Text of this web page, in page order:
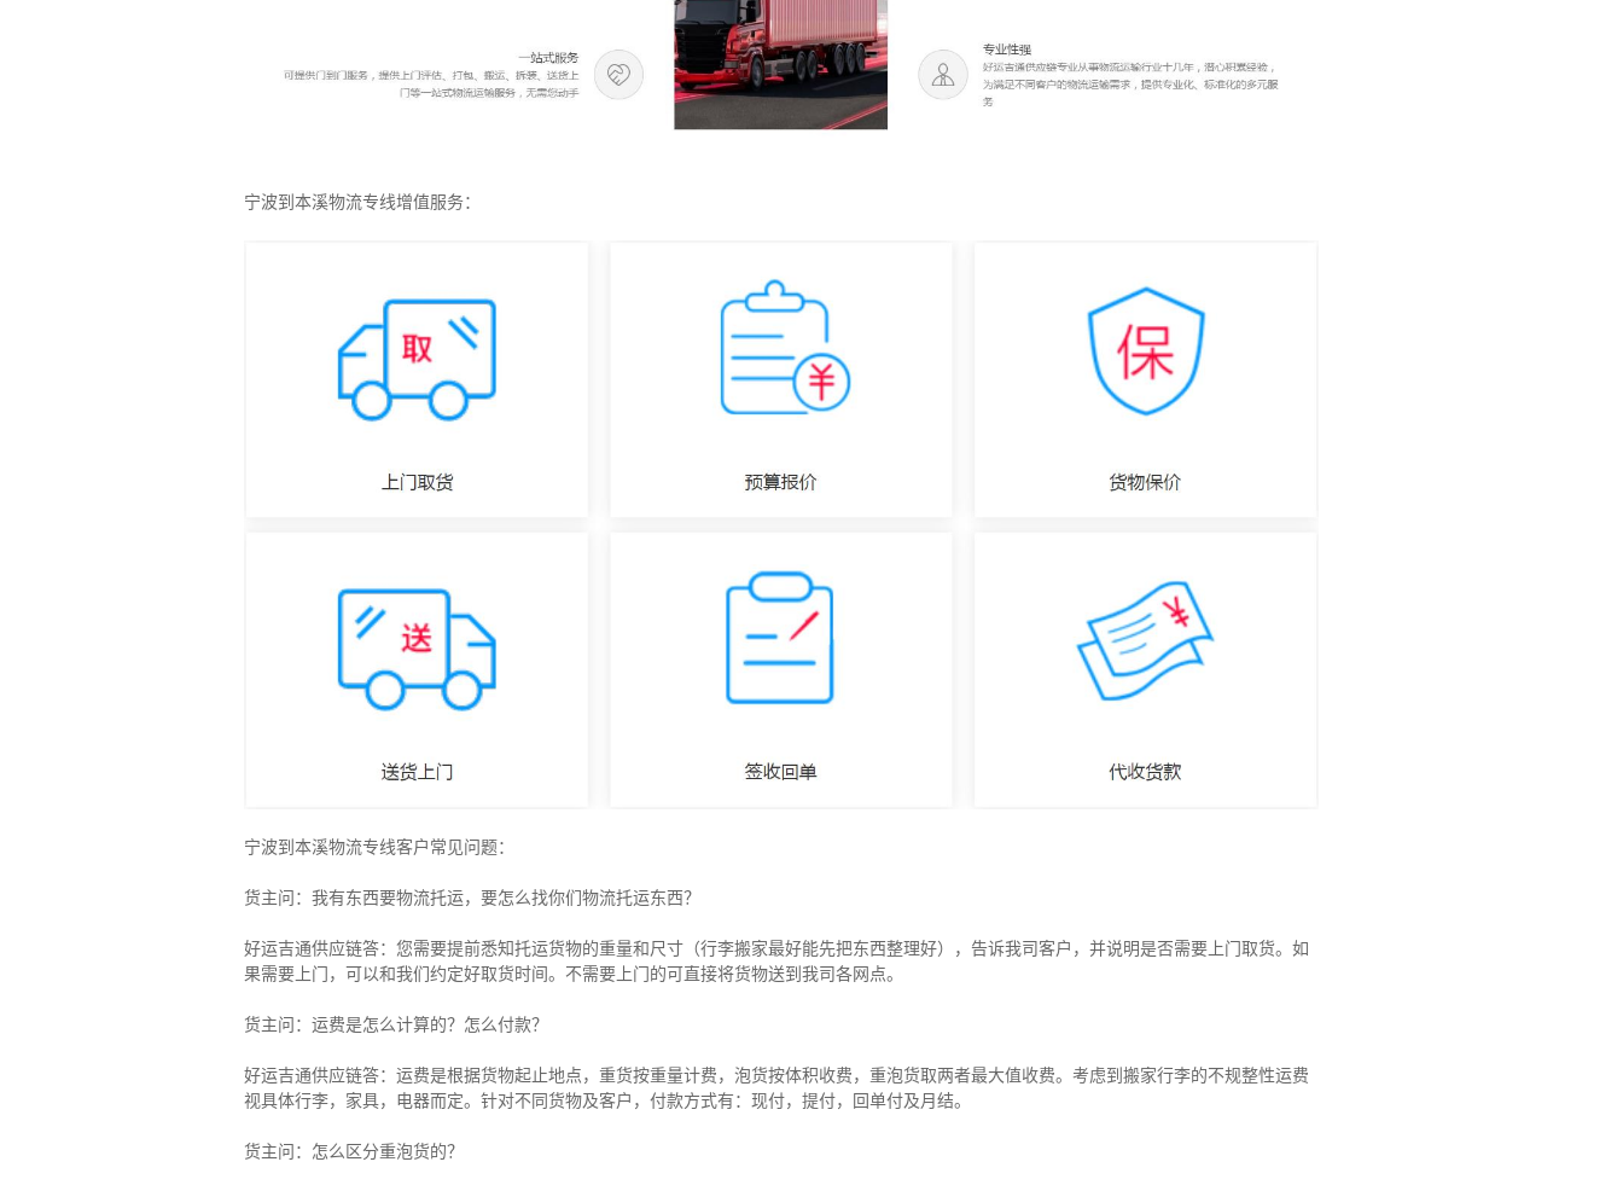
宁波到本溪物流专线增值服务：
宁波到本溪物流专线客户常见问题：
货主问：我有东西要物流托运，要怎么找你们物流托运东西？
好运吉通供应链答：您需要提前悉知托运货物的重量和尺寸（行李搬家最好能先把东西整理好），告诉我司客户，并说明是否需要上门取货。如
果需要上门，可以和我们约定好取货时间。不需要上门的可直接将货物送到我司各网点。
货主问：运费是怎么计算的？怎么付款？
好运吉通供应链答：运费是根据货物起止地点，重货按重量计费，泡货按体积收费，重泡货取两者最大值收费。考虑到搬家行李的不规整性运费
视具体行李，家具，电器而定。针对不同货物及客户，付款方式有：现付，提付，回单付及月结。
货主问：怎么区分重泡货的？